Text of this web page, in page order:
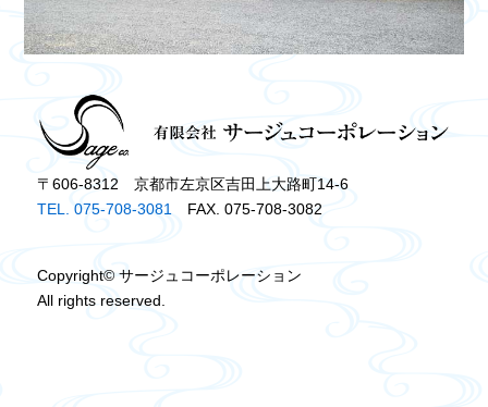
〒606-8312 京都市左京区吉田上大路町14-6
TEL. 075-708-3081 FAX. 075-708-3082
Copyright© サージュコーポレーション
All rights reserved.